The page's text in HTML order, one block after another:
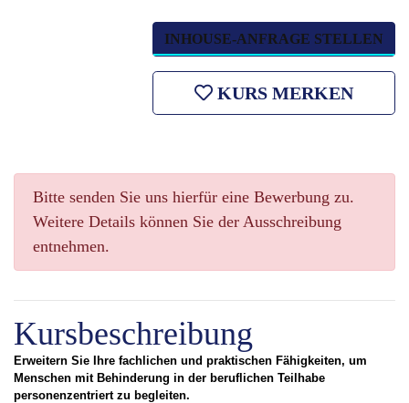
INHOUSE-ANFRAGE STELLEN
KURS MERKEN
Bitte senden Sie uns hierfür eine Bewerbung zu.
Weitere Details können Sie der Ausschreibung
entnehmen.
Kursbeschreibung
Erweitern Sie Ihre fachlichen und praktischen Fähigkeiten, um
Menschen mit Behinderung in der beruflichen Teilhabe
personenzentriert zu begleiten.